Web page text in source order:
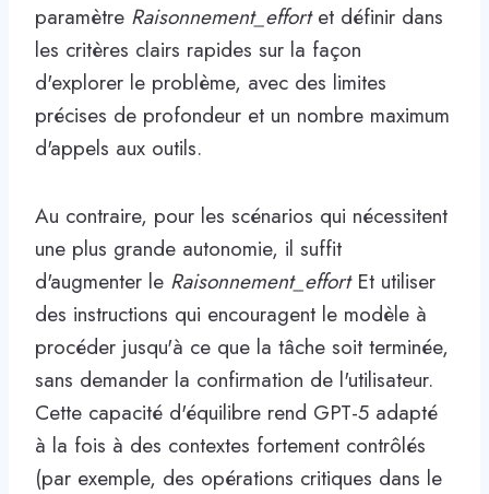
paramètre Raisonnement_effortet définir dans
les critères clairs rapides sur la façon
d'explorer le problème, avec des limites
précises de profondeur et un nombre maximum
d'appels aux outils.
Au contraire, pour les scénarios qui nécessitent
une plus grande autonomie, il suffit
d'augmenter le Raisonnement_effortEt utiliser
des instructions qui encouragent le modèle à
procéder jusqu'à ce que la tâche soit terminée,
sans demander la confirmation de l'utilisateur.
Cette capacité d'équilibre rend GPT-5 adapté
à la fois à des contextes fortement contrôlés
(par exemple, des opérations critiques dans le